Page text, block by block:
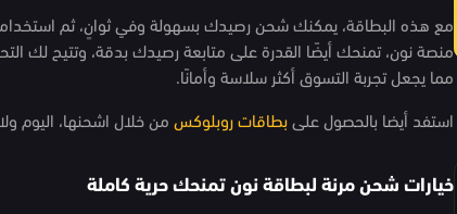
مع هذه البطاقة، يمكنك شحن رصيدك بسهولة وفي ثوانٍ، ثم
منصة نون، تمنحك أيضًا القدرة على متابعة رصيدك بدقة، وتتيح لك
مما يجعل تجربة التسوق أكثر سلاسة وأمانًا.
استفد أيضا بالحصول علىبطاقات روبلوكس من خلال اشحنها، اليوم
خيارات شحن مرنة لبطاقة نون تمنحك حرية كاملة